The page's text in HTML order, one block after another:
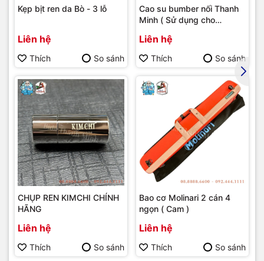
Kẹp bịt ren da Bò - 3 lỗ
Liên hệ
Thích So sánh
Cao su bumber nối Thanh
Minh ( Sử dụng cho
Liên hệ
Thích So sánh
CHỤP REN KIMCHI CHÍNH
HÃNG
Liên hệ
Thích So sánh
Bao cơ Molinari 2 cán 4
ngọn ( Cam )
Liên hệ
Thích So sánh